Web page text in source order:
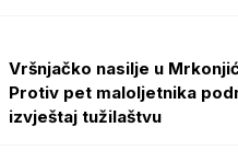
Vršnjačko nasilje u
Protiv pet maloljetnika
izvještaj tužilaštvu